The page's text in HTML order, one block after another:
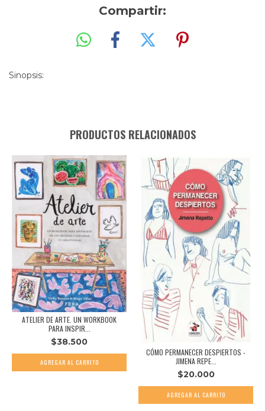
Compartir:
Sinopsis:
PRODUCTOS RELACIONADOS
ATELIER DE ARTE. UN WORKBOOK
PARA INSPIR...
$38.500
CÓMO PERMANECER DESPIERTOS -
JIMENA REPE...
$20.000